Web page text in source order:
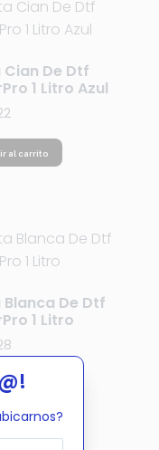
Cian De Dtf
1 Litro Azul
al carrito
Blanca De Dtf
1 Litro
al carrito